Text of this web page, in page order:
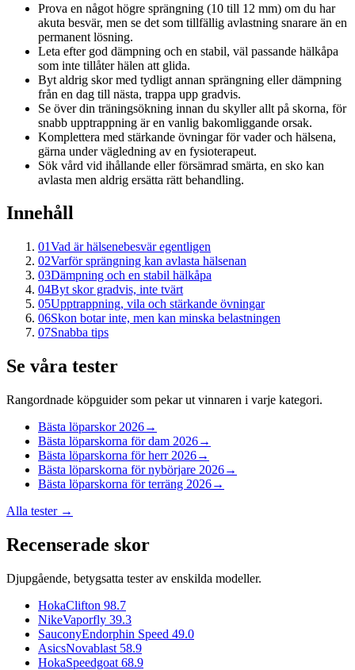
Prova en något högre sprängning (10 till 12 mm) om du har
akuta besvär, men se det som tillfällig avlastning snarare än en
permanent lösning.
Leta efter god dämpning och en stabil, väl passande hälkåpa
som inte tillåter hälen att glida.
Byt aldrig skor med tydligt annan sprängning eller dämpning
från en dag till nästa, trappa upp gradvis.
Se över din träningsökning innan du skyller allt på skorna, för
snabb upptrappning är en vanlig bakomliggande orsak.
Komplettera med stärkande övningar för vader och hälsena,
gärna under vägledning av en fysioterapeut.
Sök vård vid ihållande eller försämrad smärta, en sko kan
avlasta men aldrig ersätta rätt behandling.
Innehåll
01Vad är hälsenebesvär egentligen
02Varför sprängning kan avlasta hälsenan
03Dämpning och en stabil hälkåpa
04Byt skor gradvis, inte tvärt
05Upptrappning, vila och stärkande övningar
06Skon botar inte, men kan minska belastningen
07Snabba tips
Se våra tester
Rangordnade köpguider som pekar ut vinnaren i varje kategori.
Bästa löparskor 2026→
Bästa löparskorna för dam 2026→
Bästa löparskorna för herr 2026→
Bästa löparskorna för nybörjare 2026→
Bästa löparskorna för terräng 2026→
Alla tester →
Recenserade skor
Djupgående, betygsatta tester av enskilda modeller.
HokaClifton 98.7
NikeVaporfly 39.3
SauconyEndorphin Speed 49.0
AsicsNovablast 58.9
HokaSpeedgoat 68.9